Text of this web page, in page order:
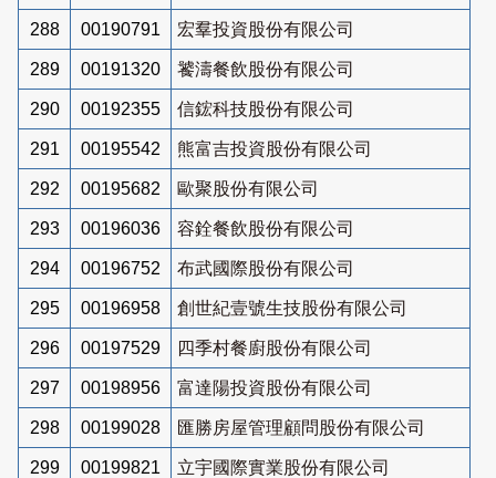
288 00190791 宏羣投資股份有限公司
289 00191320 饕濤餐飲股份有限公司
290 00192355 信鋐科技股份有限公司
291 00195542 熊富吉投資股份有限公司
292 00195682 歐聚股份有限公司
293 00196036 容銓餐飲股份有限公司
294 00196752 布武國際股份有限公司
295 00196958 創世紀壹號生技股份有限公司
296 00197529 四季村餐廚股份有限公司
297 00198956 富達陽投資股份有限公司
298 00199028 匯勝房屋管理顧問股份有限公司
299 00199821 立宇國際實業股份有限公司